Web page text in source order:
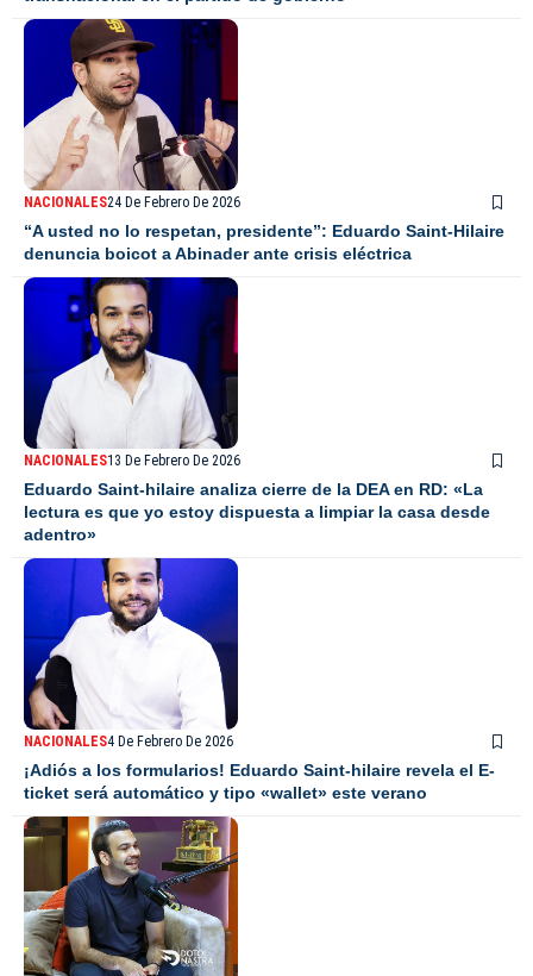
NACIONALES24 De Febrero De 2026
“A usted no lo respetan, presidente”: Eduardo Saint-Hilaire
denuncia boicot a Abinader ante crisis eléctrica
NACIONALES13 De Febrero De 2026
Eduardo Saint-hilaire analiza cierre de la DEA en RD: «La
lectura es que yo estoy dispuesta a limpiar la casa desde
adentro»
NACIONALES4 De Febrero De 2026
¡Adiós a los formularios! Eduardo Saint-hilaire revela el E-
ticket será automático y tipo «wallet» este verano